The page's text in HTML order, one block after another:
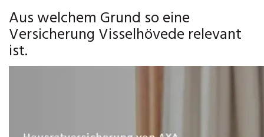
Aus welchem Grund so eine
Versicherung Visselhövede relevant
ist.